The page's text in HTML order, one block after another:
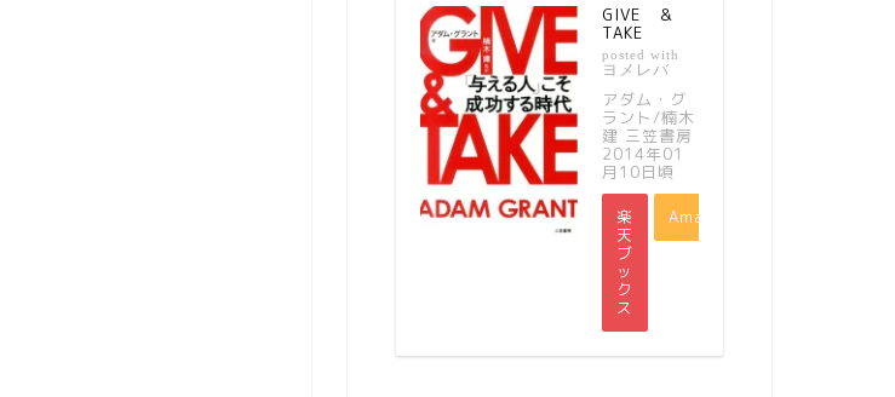
GIVE ＆
TAKE
posted with
ヨメレバ
アダム・グ
ラント/楠木
建 三笠書房
2014年01
月10日頃
楽
天
ブ
ッ
ク
ス
Amazon